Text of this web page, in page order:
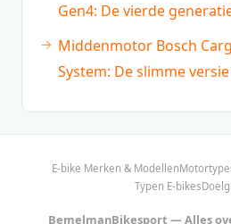
Gen4: De vierde
Middenmotor Bosch
System: De slimme
E-bike Merken & Modellen
Typen E-bikes
BemelmanBikesport — Alles